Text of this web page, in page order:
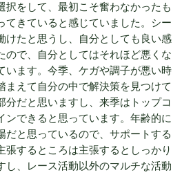
択をして、最初こそ奮わなかったも
てきていると感じていました。シー
けたと思うし、自分としても良い感
ので、自分としてはそれほど悪くな
います。今季、ケガや調子が悪い時
まえて自分の中で解決策を見つけて
分だと思いますし、来季はトップコ
ンできると思っています。年齢的に
だと思っているので、サポートする
張するところは主張するとしっかり
し、レース活動以外のマルチな活動